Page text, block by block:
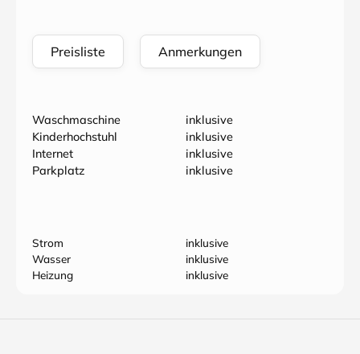
Preisliste Anmerkungen
Waschmaschine
inklusive
Kinderhochstuhl
inklusive
Internet
inklusive
Parkplatz
inklusive
Strom
inklusive
Wasser
inklusive
Heizung
inklusive